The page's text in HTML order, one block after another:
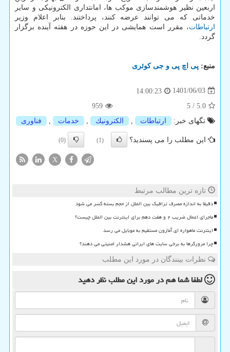
اربعین نظیر هوشمندسازی موکب ها، امانتداری الکترونیکی و سایر
خدماتی که می توانند عرضه کنند، پرداختند. بنابر اعلام وزیر
ارتباطات، مقرر است همایشی در این حوزه در هفته آینده برگزار
گردد.
منبع: پی اچ پی و جی كوئری
1401/06/03
14:00:23
5.0
/
5
959
تگهای خبر:
ارتباطات , الكترونیك , خدمات , فناوری
این مطلب را می پسندید؟ (1)
(0)
X
تازه ترین مطالب مرتبط
دقیقا به اندازه مصرف ترافیک بین الملل از حجم بسته کسر می شود
ماجرای اعمال ضریب ۲ و هفت دهم برای اینترنت بین الملل چیست؟
اینترنت ماهواره ای آمازون مستقیم به موبایل می رسد
چرا مرورگرها به برخی سایت های ایرانی هشدار امنیتی می دهند؟
نظرات بینندگان در مورد این مطلب
لطفا شما همدر مورد این مطلبنظر دهید